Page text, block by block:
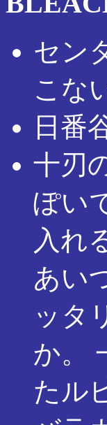
セン
こな
日番
十刃
ぽい
入れ
あい
ッタ
か。
たル